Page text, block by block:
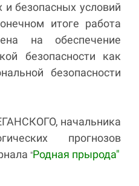
безопасных условий
итоге работа
на обеспечение
безопасности как
безопасности
начальника
прогнозов
"Родная прырода"